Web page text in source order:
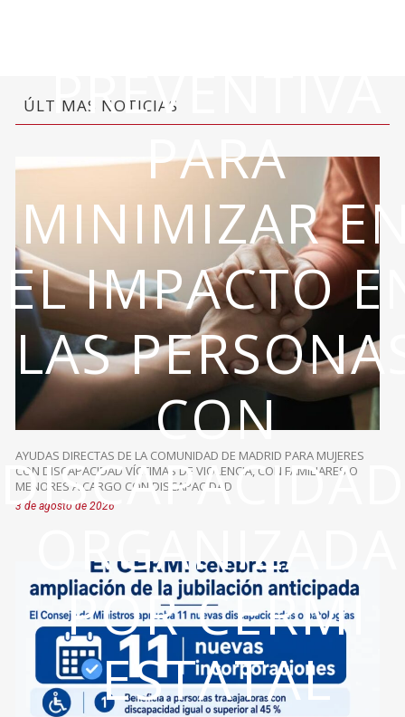
PREVENTIVA
PARA
MINIMIZAR
EL IMPACTO
LAS
CON
ORGANIZADA
POR CERMI
ESTATAL
ÚLTIMAS NOTICIAS
AYUDAS DIRECTAS DE LA COMUNIDAD DE MADRID PARA MUJERES
CON DISCAPACIDAD VÍCTIMAS DE VIOLENCIA, CON FAMILIARES O
MENORES A CARGO CON DISCAPACIDAD
3 de agosto de 2026